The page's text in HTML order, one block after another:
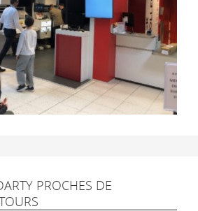
PROCHES DE